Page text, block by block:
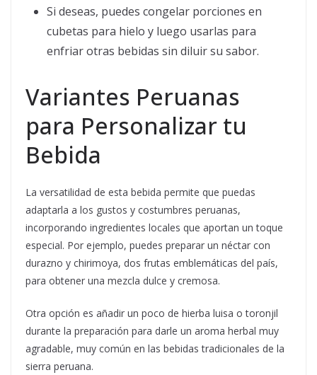
Si deseas, puedes congelar porciones en
cubetas para hielo y luego usarlas para
enfriar otras bebidas sin diluir su sabor.
Variantes Peruanas
para Personalizar tu
Bebida
La versatilidad de esta bebida permite que puedas
adaptarla a los gustos y costumbres peruanas,
incorporando ingredientes locales que aportan un toque
especial. Por ejemplo, puedes preparar un néctar con
durazno y chirimoya, dos frutas emblemáticas del país,
para obtener una mezcla dulce y cremosa.
Otra opción es añadir un poco de hierba luisa o toronjil
durante la preparación para darle un aroma herbal muy
agradable, muy común en las bebidas tradicionales de la
sierra peruana.